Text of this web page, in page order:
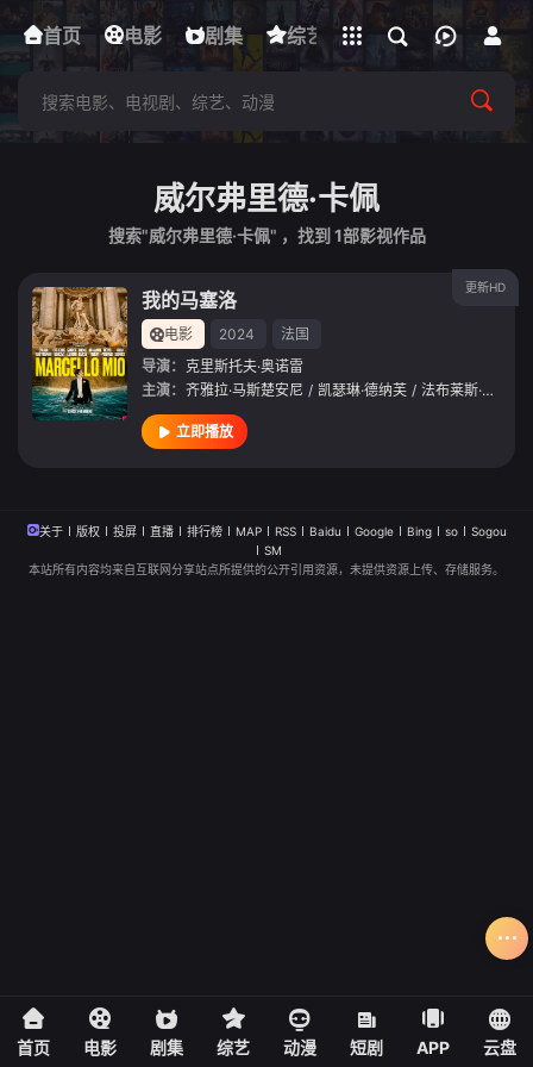
首页 电影 剧集 综艺 动漫 短剧
下载客户端
立即登录
威尔弗里德·卡佩
搜索"威尔弗里德·卡佩" ，找到 1部影视作品
更新HD
我的马塞洛
电影 2024
法国
导演： 克里斯托夫·奥诺雷
主演： 齐雅拉·马斯楚安尼 / 凯瑟琳·德纳芙 / 法布莱斯·鲁奇尼
立即播放
关于 版权 投屏 直播 排行榜 MAP RSS Baidu Google Bing so
Sogou
SM
本站所有内容均来自互联网分享站点所提供的公开引用资源，未提供资源上传、存储服务。
首页 电影 剧集 综艺 动漫 短剧 APP 云盘